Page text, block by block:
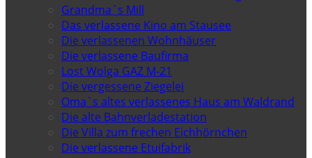
Grandma`s Mill
Das verlassene Kino am Stausee
Die verlassenen Wohnhäuser
Die verlassene Baufirma
Lost Wolga GAZ M-21
Die vergessene Ziegelei
Oma`s altes verlassenes Haus am Waldrand
Die alte Bahnverladestation
Die Villa zum frechen Eichhörnchen
Die verlassene Etuifabrik